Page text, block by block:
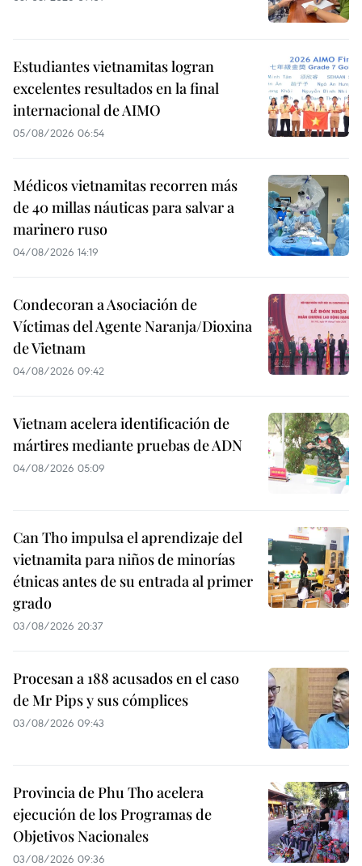
Estudiantes vietnamitas logran
excelentes resultados en la final
internacional de AIMO
05/08/2026 06:54
Médicos vietnamitas recorren más
de 40 millas náuticas para salvar a
marinero ruso
04/08/2026 14:19
Condecoran a Asociación de
Víctimas del Agente Naranja/Dioxina
de Vietnam
04/08/2026 09:42
Vietnam acelera identificación de
mártires mediante pruebas de ADN
04/08/2026 05:09
Can Tho impulsa el aprendizaje del
vietnamita para niños de minorías
étnicas antes de su entrada al primer
grado
03/08/2026 20:37
Procesan a 188 acusados en el caso
de Mr Pips y sus cómplices
03/08/2026 09:43
Provincia de Phu Tho acelera
ejecución de los Programas de
Objetivos Nacionales
03/08/2026 09:36